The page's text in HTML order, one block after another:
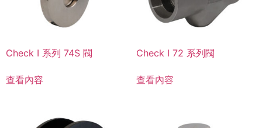
Check I 系列 74S 閥
查看內容
Check I 72 系列閥
查看內容